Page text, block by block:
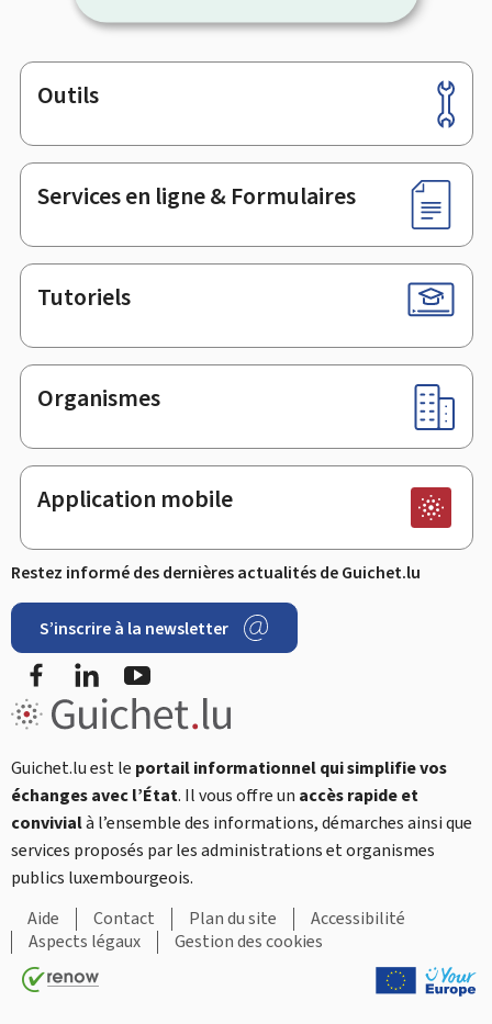
Pied
de
page
Outils
Services en ligne & Formulaires
Tutoriels
Organismes
Application mobile
Restez informé des dernières actualités de Guichet.lu
S’inscrire à la newsletter
FacebookLinkedIn
Guichet.lu est le portail informationnel qui simplifie vos
échanges avec l’État. Il vous offre un accès rapide et
convivialà l’ensemble des informations, démarches ainsi que
services proposés par les administrations et organismes
publics luxembourgeois.
Aide
Contact Plan du site
Accessibilité
Aspects légaux
Gestion des cookies